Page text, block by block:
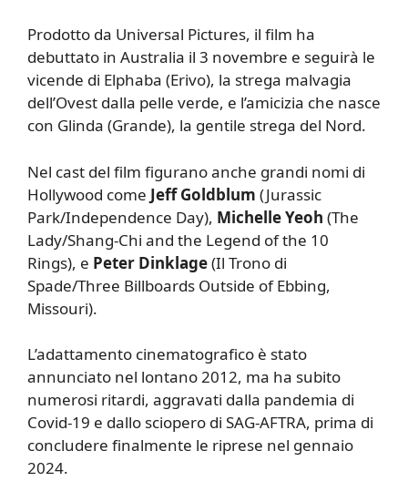
Prodotto da Universal Pictures, il film ha
debuttato in Australia il 3 novembre e seguirà le
vicende di Elphaba (Erivo), la strega malvagia
dell’Ovest dalla pelle verde, e l’amicizia che nasce
con Glinda (Grande), la gentile strega del Nord.
Nel cast del film figurano anche grandi nomi di
Hollywood come Jeff Goldblum (Jurassic
Park/Independence Day), Michelle Yeoh (The
Lady/Shang-Chi and the Legend of the 10
Rings), e Peter Dinklage(Il Trono di
Spade/Three Billboards Outside of Ebbing,
Missouri).
L’adattamento cinematografico è stato
annunciato nel lontano 2012, ma ha subito
numerosi ritardi, aggravati dalla pandemia di
Covid-19 e dallo sciopero di SAG-AFTRA, prima di
concludere finalmente le riprese nel gennaio
2024.